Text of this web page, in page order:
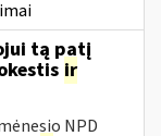
tą patį
ir
NPD